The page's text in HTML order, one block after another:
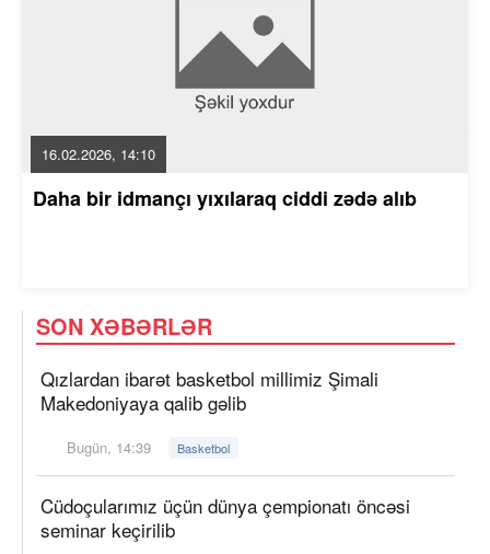
16.02.2026, 14:10
Daha bir idmançı yıxılaraq ciddi zədə alıb
SON XƏBƏRLƏR
Qızlardan ibarət basketbol millimiz Şimali
Makedoniyaya qalib gəlib
Bugün, 14:39 Basketbol
Cüdoçularımız üçün dünya çempionatı öncəsi
seminar keçirilib